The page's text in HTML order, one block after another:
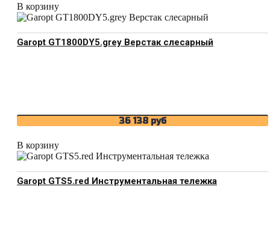
В корзину
Garopt GT1800DY5.grey Верстак слесарный
36 138 руб
В корзину
Garopt GTS5.red Инструментальная тележка